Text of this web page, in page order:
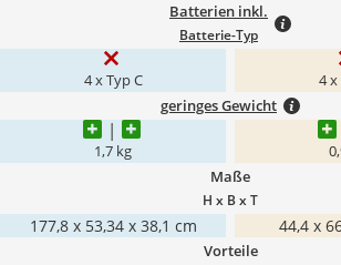
Batterien inkl.
Batterie-Typ
4 x Typ C 4 x
geringes Gewicht
1,7 kg
Maße
H x B x T
‎177,8 x 53,34 x 38,1 cm 44,4 x
Vorteile